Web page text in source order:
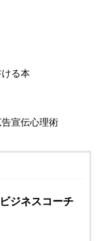
る本
宣伝心理術
ジネスコーチ